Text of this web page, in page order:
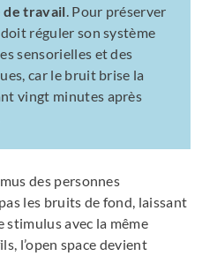
de travail. Pour préserver
réguler son système
sensorielles et des
car le bruit brise la
vingt minutes après
des personnes
les bruits de fond, laissant
stimulus avec la même
l’open space devient